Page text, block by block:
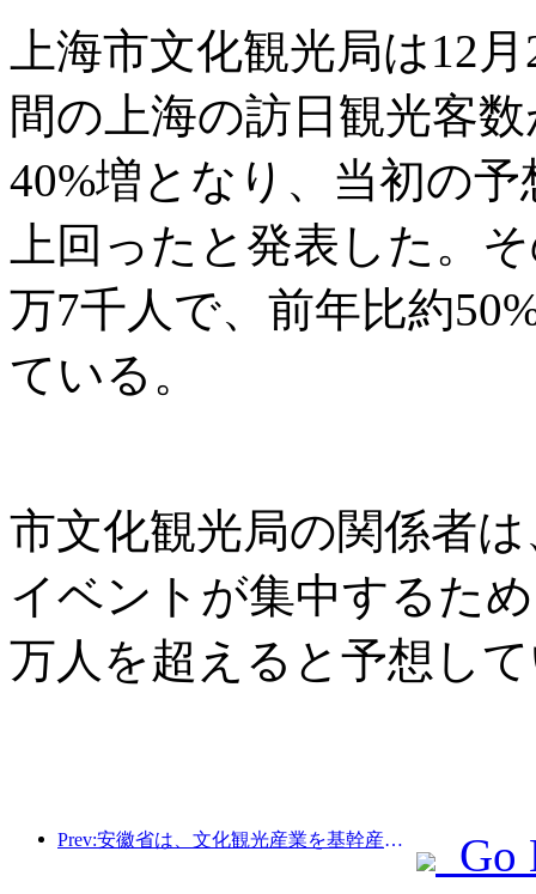
上海市文化観光局は12
間の上海の訪日観光客
40%増となり、当初の
上回ったと発表した。
万7千人で、前年比約
ている。
市文化観光局の関係者
イベントが集中するた
万人を超えると予想し
Prev:安徽省は、文化観光産業を基幹産業に育てることを目指した「第15次5カ年計画」案を発表した。 Go